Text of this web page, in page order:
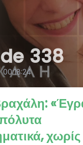
338
00:18:24